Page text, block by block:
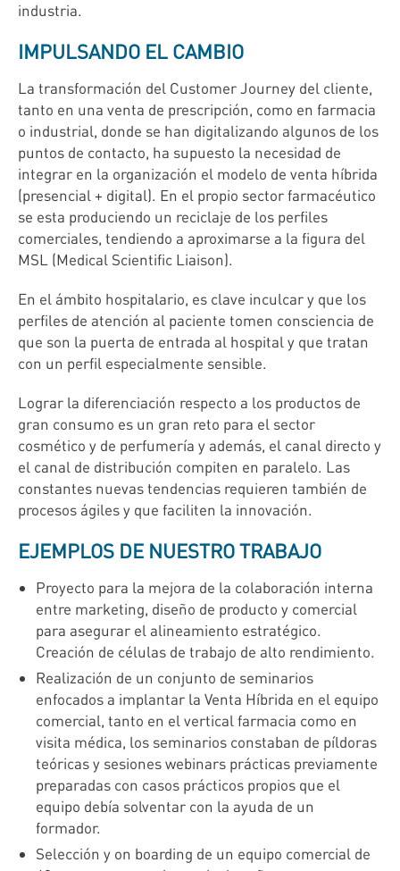
industria.
IMPULSANDO EL CAMBIO
La transformación del Customer Journey del cliente,
tanto en una venta de prescripción, como en farmacia
o industrial, donde se han digitalizando algunos de los
puntos de contacto, ha supuesto la necesidad de
integrar en la organización el modelo de venta híbrida
(presencial + digital). En el propio sector farmacéutico
se esta produciendo un reciclaje de los perfiles
comerciales, tendiendo a aproximarse a la figura del
MSL (Medical Scientific Liaison).
En el ámbito hospitalario, es clave inculcar y que los
perfiles de atención al paciente tomen consciencia de
que son la puerta de entrada al hospital y que tratan
con un perfil especialmente sensible.
Lograr la diferenciación respecto a los productos de
gran consumo es un gran reto para el sector
cosmético y de perfumería y además, el canal directo y
el canal de distribución compiten en paralelo. Las
constantes nuevas tendencias requieren también de
procesos ágiles y que faciliten la innovación.
EJEMPLOS DE NUESTRO TRABAJO
Proyecto para la mejora de la colaboración interna
entre marketing, diseño de producto y comercial
para asegurar el alineamiento estratégico.
Creación de células de trabajo de alto rendimiento.
Realización de un conjunto de seminarios
enfocados a implantar la Venta Híbrida en el equipo
comercial, tanto en el vertical farmacia como en
visita médica, los seminarios constaban de píldoras
teóricas y sesiones webinars prácticas previamente
preparadas con casos prácticos propios que el
equipo debía solventar con la ayuda de un
formador.
Selección y on boarding de un equipo comercial de